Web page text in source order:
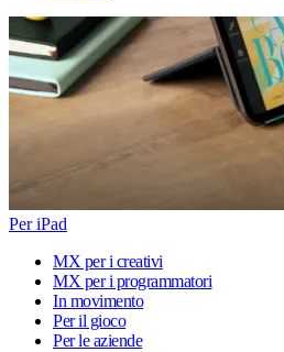
Per iPad
MX per i creativi
MX per i programmatori
In movimento
Per il gioco
Per le aziende